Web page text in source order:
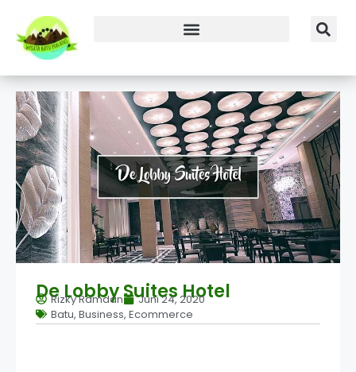
De Lobby Suites Hotel
Rizky Ramdan
Juni 24, 2020
Batu, Business, Ecommerce